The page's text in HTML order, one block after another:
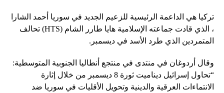
تركيا هي الداعمة الرئيسية للزعيم الجديد في سوريا أحمد الشارا
، الذي قادت جماعته الإسلامية هايا طارر الشام (HTS) تحالف
المتمردين الذي طرد الأسد في ديسمبر.
وقال أردوغان في منتدى في منتجع أنطاليا الجنوبية المتوسطية:
“تحاول إسرائيل ديناميت ثورة 8 ديسمبر من خلال إثارة
الانتماءات العرقية والدينية وتحويل الأقليات في سوريا ضد